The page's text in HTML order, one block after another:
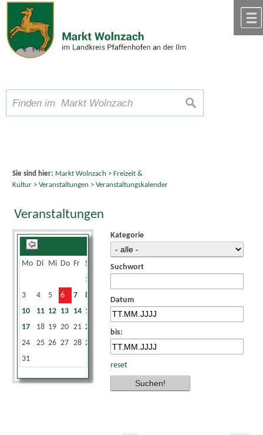
Zum Inhalt,zur Navigation
Schriftgröße A A A suchen
Sie sind hier: Markt Wolnzach > Freizeit &
Kultur> Veranstaltungen > Veranstaltungskalender
Veranstaltungen
Mo Di Mi Do Fr Sa
1
3
4 5 6 7 8
10
11 12 13 14 15
17
18 19 20 21 22
24
25 26 27 28 29
31
Kategorie
Suchwort
Datum
bis:
reset